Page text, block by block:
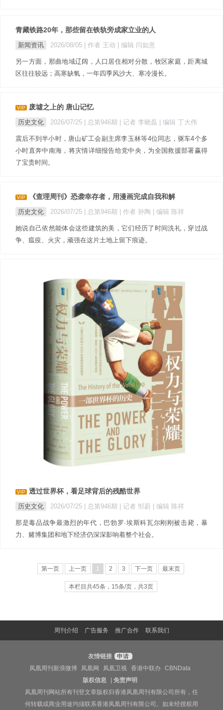
青藏铁路20年，那些留在铁轨旁成家立业的人
新闻资讯 2026/08/05 | 作者 王动 | 编辑 闫如意
另一方面，那曲地域辽阔，人口居住相对分散，牧区家庭，距离城
区往往较远；高寒缺氧，一年四季风沙大、寒冷漫长。
VIP 废墟之上的 唐山记忆
历史文化 2026/07/25 | 总第946期 | 记者 李晓磊 | 编辑 丁大伟
震后不到半小时，唐山矿工会副主席李玉林等4位同志，驱车4个多
小时直奔中南海，将灾情详细报告给党中央，为全国救援部署赢得
了宝贵时间。
VIP 《查理周刊》恐袭幸存者，用漫画完成自我和解
历史文化 2026/07/25 | 总第946期 | 作者 孙陶 | 编辑 陈祥
她说自己依然能体会这些建筑的美，它们经历了时间洗礼，穿过战
争、瘟疫、火灾，顽强在这片土地上留下痕迹。
VIP 透过世界杯，看足球背后的残酷世界
历史文化 2026/07/25 | 总第946期 | 记者 邹蔚 | 编辑 陈祥
那是毒品战争最激烈的年代，巴勃罗·埃斯科瓦尔刚刚被击毙，暴
力、赌博集团和地下经济仍深深影响着整个社会。
第一页 上一页 1 2 3 下一页 最末页
本栏目共45条，15条/页，共3页
周刊介绍 广告服务 推广合作 联系我们
友情链接
申请
凤凰周刊新浪微博
凤凰网 凤凰卫视 香港中联办
CBNData
版权信息
|免责声明
凤凰周刊网站所有刊登文章版权归香港凤凰周刊有限公司所有，任
何转载或商业用途均须联系香港凤凰周刊有限公司。如未经授权用